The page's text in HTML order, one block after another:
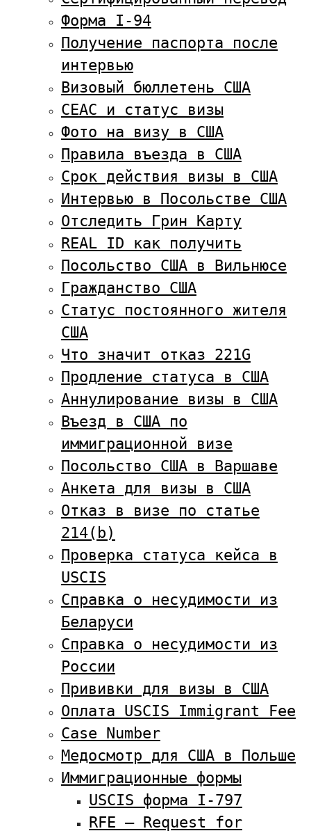
Форма I-94
Получение паспорта после
интервью
Визовый бюллетень США
CEAC и статус визы
Фото на визу в США
Правила въезда в США
Срок действия визы в США
Интервью в Посольстве США
Отследить Грин Карту
REAL ID как получить
Посольство США в Вильнюсе
Гражданство США
Статус постоянного жителя
США
Что значит отказ 221G
Продление статуса в США
Аннулирование визы в США
Въезд в США по
иммиграционной визе
Посольство США в Варшаве
Анкета для визы в США
Отказ в визе по статье
214(b)
Проверка статуса кейса в
USCIS
Справка о несудимости из
Беларуси
Справка о несудимости из
России
Прививки для визы в США
Оплата USCIS Immigrant Fee
Case Number
Медосмотр для США в Польше
Иммиграционные формы
USCIS форма I-797
RFE — Request for